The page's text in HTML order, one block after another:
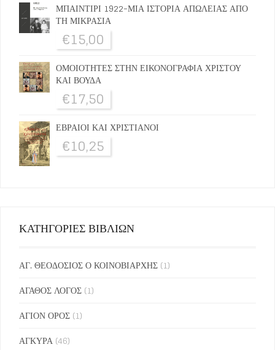
ΜΠΑΙΝΤΙΡΙ 1922-ΜΙΑ ΙΣΤΟΡΙΑ ΑΠΩΛΕΙΑΣ ΑΠΟ
ΤΗ ΜΙΚΡΑΣΙΑ
€15,00
ΟΜΟΙΟΤΗΤΕΣ ΣΤΗΝ ΕΙΚΟΝΟΓΡΑΦΙΑ ΧΡΙΣΤΟΥ
ΚΑΙ ΒΟΥΔΑ
€17,50
ΕΒΡΑΙΟΙ ΚΑΙ ΧΡΙΣΤΙΑΝΟΙ
€10,25
ΚΑΤΗΓΟΡΙΕΣ ΒΙΒΛΙΩΝ
ΑΓ. ΘΕΟΔΟΣΙΟΣ Ο ΚΟΙΝΟΒΙΑΡΧΗΣ (1)
ΑΓΑΘΟΣ ΛΟΓΟΣ (1)
ΑΓΙΟΝ ΟΡΟΣ (1)
ΑΓΚΥΡΑ (46)